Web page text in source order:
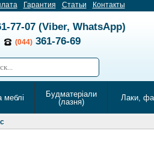
Гарантия Статьи Контакты
77-07 (Viber, WhatsApp)
(044) 361-76-69
меблі
Будматеріали
(лазня)
Лаки,